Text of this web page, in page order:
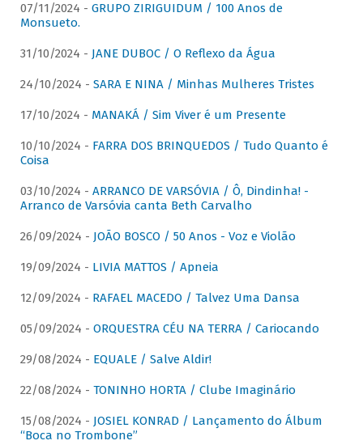
07/11/2024 - GRUPO ZIRIGUIDUM / 100 Anos de
Monsueto.
31/10/2024 - JANE DUBOC / O Reflexo da Água
24/10/2024 - SARA E NINA / Minhas Mulheres Tristes
17/10/2024 - MANAKÁ / Sim Viver é um Presente
10/10/2024 - FARRA DOS BRINQUEDOS / Tudo Quanto é
Coisa
03/10/2024 - ARRANCO DE VARSÓVIA / Ô, Dindinha! -
Arranco de Varsóvia canta Beth Carvalho
26/09/2024 - JOÃO BOSCO / 50 Anos - Voz e Violão
19/09/2024 - LIVIA MATTOS / Apneia
12/09/2024 - RAFAEL MACEDO / Talvez Uma Dansa
05/09/2024 - ORQUESTRA CÉU NA TERRA / Cariocando
29/08/2024 - EQUALE / Salve Aldir!
22/08/2024 - TONINHO HORTA / Clube Imaginário
15/08/2024 - JOSIEL KONRAD / Lançamento do Álbum
“Boca no Trombone”